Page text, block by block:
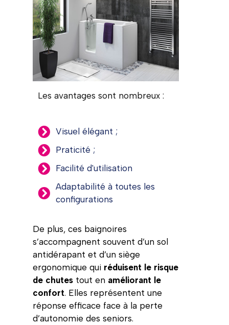
Les avantages sont nombreux :
Visuel élégant ;
Praticité ;
Facilité d'utilisation
Adaptabilité à toutes les
configurations
De plus, ces baignoires
s’accompagnent souvent d’un sol
antidérapant et d’un siège
ergonomique qui réduisent le risque
de chutestout en améliorant le
confort. Elles représentent une
réponse efficace face à la perte
d’autonomie des seniors.